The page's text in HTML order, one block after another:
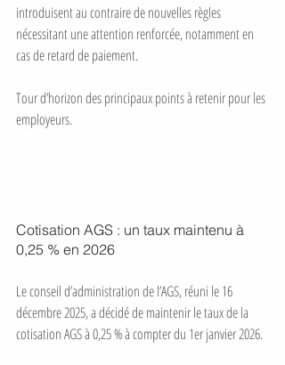
introduisent au contraire de nouvelles règles
nécessitant une attention renforcée, notamment en
cas de retard de paiement.
Tour d’horizon des principaux points à retenir pour les
employeurs.
Cotisation AGS : un taux maintenu à
0,25 % en 2026
Le conseil d’administration de l’AGS, réuni le 16
décembre 2025, a décidé de maintenir le taux de la
cotisation AGS à 0,25 % à compter du 1er janvier 2026.